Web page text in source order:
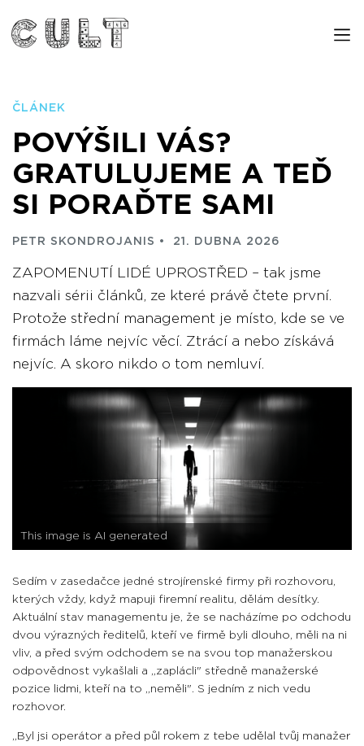
ČLÁNEK
POVÝŠILI VÁS?
GRATULUJEME A TEĎ
SI PORAĎTE SAMI
PETR SKONDROJANIS 21. DUBNA 2026
ZAPOMENUTÍ LIDÉ UPROSTŘED – tak jsme
nazvali sérii článků, ze které právě čtete první.
Protože střední management je místo, kde se ve
firmách láme nejvíc věcí. Ztrácí a nebo získává
nejvíc. A skoro nikdo o tom nemluví.
This image is AI generated
Sedím v zasedačce jedné strojírenské firmy při rozhovoru,
kterých vždy, když mapuji firemní realitu, dělám desítky.
Aktuální stav managementu je, že se nacházíme po odchodu
dvou výrazných ředitelů, kteří ve firmě byli dlouho, měli na ni
vliv, a před svým odchodem se na svou top manažerskou
odpovědnost vykašlali a „zaplácli" středně manažerské
pozice lidmi, kteří na to „neměli". S jedním z nich vedu
rozhovor.
„Byl jsi operátor a před půl rokem z tebe udělal tvůj manažer